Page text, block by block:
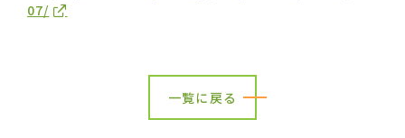
07/
一覧に戻る